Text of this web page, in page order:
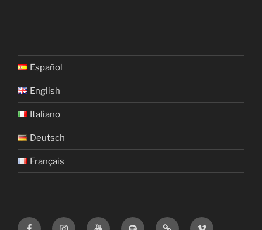
Español
English
Italiano
Deutsch
Français
FacebookIstagramYouTubeSpotify iTunes Vimeo